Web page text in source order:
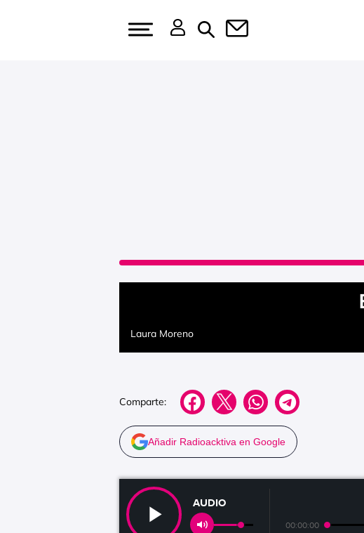
Laura Moreno
Comparte:
Añadir Radioacktiva en Google
AUDIO
00:00:00